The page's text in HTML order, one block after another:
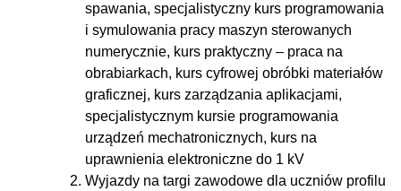
spawania, specjalistyczny kurs programowania
i symulowania pracy maszyn sterowanych
numerycznie, kurs praktyczny – praca na
obrabiarkach, kurs cyfrowej obróbki materiałów
graficznej, kurs zarządzania aplikacjami,
specjalistycznym kursie programowania
urządzeń mechatronicznych, kurs na
uprawnienia elektroniczne do 1 kV
Wyjazdy na targi zawodowe dla uczniów profilu